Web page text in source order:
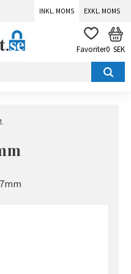
INKL. MOMS EXKL. MOMS
FAVORITER
0 SEK